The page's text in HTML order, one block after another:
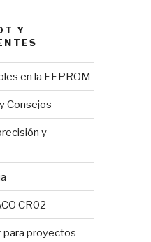
Y
en la EEPROM
Consejos
y
CR02
para proyectos